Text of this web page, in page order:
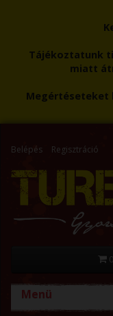
Tájékoztatunk
miatt
Megértéseteket
Belépés Regisztráció
Menü